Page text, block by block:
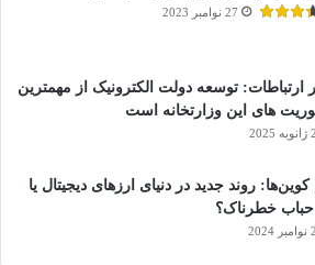
27 نوامبر 2023
ارتباطات: توسعه دولت الکترونیک از مهمترین
های این وزارتخانه است
کوین‌ها: روند جدید در دنیای ارزهای دیجیتال یا
خطرناک؟